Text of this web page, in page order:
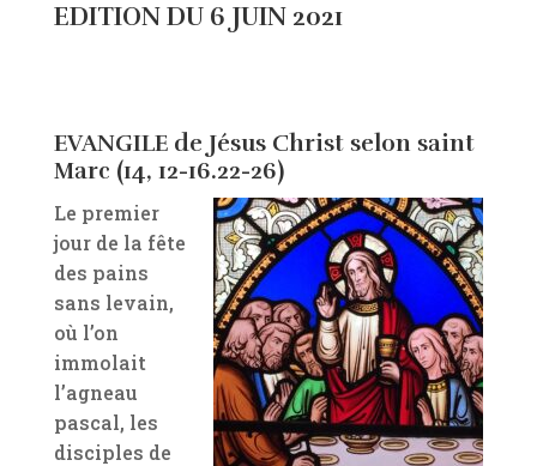
EDITION DU 6 JUIN 2021
EVANGILE de Jésus Christ selon saint
Marc (14, 12-16.22-26)
Le premier
jour de la fête
des pains
sans levain,
où l’on
immolait
l’agneau
pascal, les
disciples de